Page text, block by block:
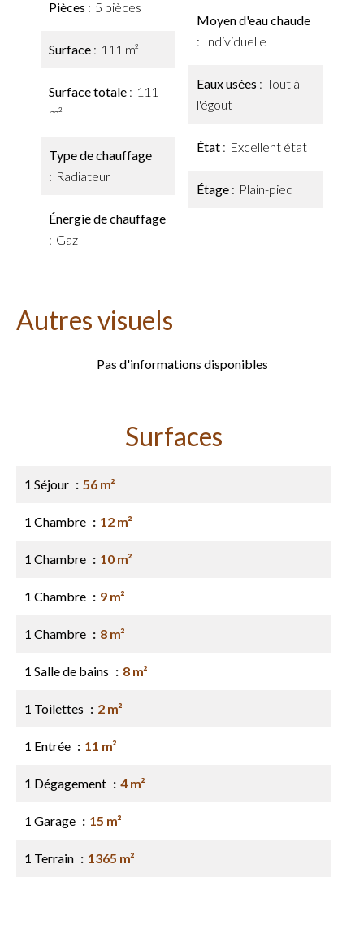
Pièces 5 pièces
Surface 111 m²
Surface totale
111
m²
Type de chauffage
Radiateur
Énergie de chauffage
Gaz
Moyen d'eau chaude
Individuelle
Eaux usées
Tout à
l'égout
État Excellent état
Étage Plain-pied
Autres visuels
Pas d'informations disponibles
Surfaces
1 Séjour 56 m²
1 Chambre 12 m²
1 Chambre 10 m²
1 Chambre 9 m²
1 Chambre 8 m²
1 Salle de bains 8 m²
1 Toilettes 2 m²
1 Entrée 11 m²
1 Dégagement 4 m²
1 Garage 15 m²
1 Terrain 1365 m²